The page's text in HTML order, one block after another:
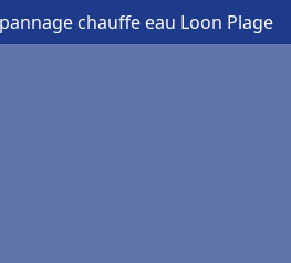
chauffe eau Loon Plage